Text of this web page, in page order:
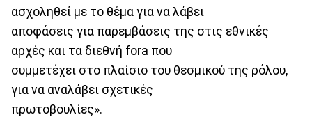
ασχοληθεί με το θέμα για να λάβει
αποφάσεις για παρεμβάσεις της στις εθνικές
αρχές και τα διεθνή fora που
συμμετέχει στο πλαίσιο του θεσμικού της ρόλου,
για να αναλάβει σχετικές
πρωτοβουλίες».